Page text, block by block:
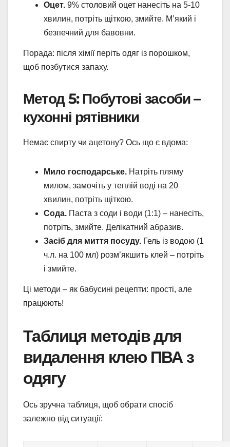
Оцет. 9% столовий оцет нанесіть на 5-10
хвилин, потріть щіткою, змийте. М’який і
безпечний для бавовни.
Порада: після хімії періть одяг із порошком,
щоб позбутися запаху.
Метод 5: Побутові засоби –
кухонні рятівники
Немає спирту чи ацетону? Ось що є вдома:
Мило господарське. Натріть пляму
милом, замочіть у теплій воді на 20
хвилин, потріть щіткою.
Сода. Паста з соди і води (1:1) – нанесіть,
потріть, змийте. Делікатний абразив.
Засіб для миття посуду. Гель із водою (1
ч.л. на 100 мл) розм’якшить клей – потріть
і змийте.
Ці методи – як бабусині рецепти: прості, але
працюють!
Таблиця методів для
видалення клею ПВА з
одягу
Ось зручна таблиця, щоб обрати спосіб
залежно від ситуації: